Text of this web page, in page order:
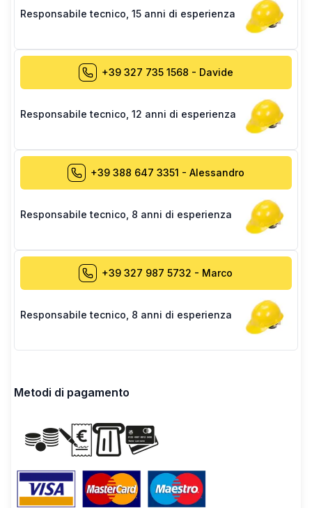
Responsabile tecnico 15 anni di esperienza
+39 327 735 1568 - Davide
Responsabile tecnico 12 anni di esperienza
+39 388 647 3351 - Alessandro
Responsabile tecnico 8 anni di esperienza
+39 327 987 5732 - Marco
Responsabile tecnico 8 anni di esperienza
Metodi di pagamento